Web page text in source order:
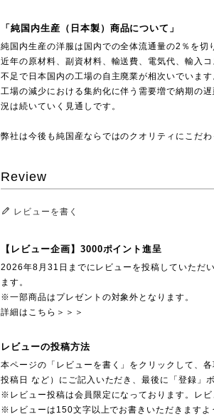
「純国内生産（日本製）商品について」
純国内生産の洋服は国内での全体流通量の2％を切
近年の原材料、副資材料、輸送費、電気代、輸入
不足で日本国内の工場の自主廃業が相次いでいます
工場の減少における集約化に伴う需要増で納期の
況は続いていく見通しです。
弊社は今後も純国産ならではのクオリティにこだわ
Review
レビューを書く
【レビュー企画】3000ポイント進呈
2026年8月31日までにレビューを投稿していただ
ます。
※一部商品はプレゼントの対象外となります。
詳細はこちら＞＞＞
レビューの投稿方法
本ページの「レビューを書く」をクリックして、
投稿日 など）にご記入いただき、最後に「登録」
※レビュー投稿は会員限定になっております。レ
※レビューは150文字以上でお書きいただきます